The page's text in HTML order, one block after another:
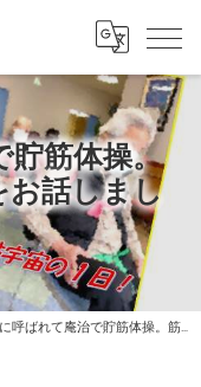
筋体操。
話しまし
れて庵治で貯筋体操。筋肉を貯める大切さをお話しました。